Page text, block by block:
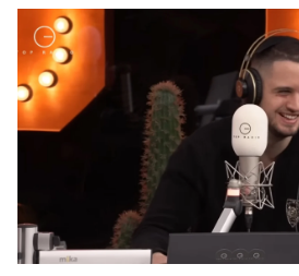
version i rikthyer i këngës që u
Fejzullahu vitet e shkuara. Teksti
shkruar nga vetë Redoni, me beat